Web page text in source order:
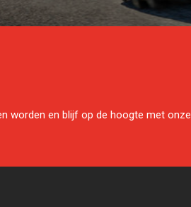
worden en blijf op de hoogte met onze